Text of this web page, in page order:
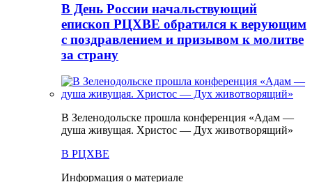
В День России начальствующий
епископ РЦХВЕ обратился к верующим
с поздравлением и призывом к молитве
за страну
В Зеленодольске прошла конференция «Адам —
душа живущая. Христос — Дух животворящий»
В РЦХВЕ
Информация о материале